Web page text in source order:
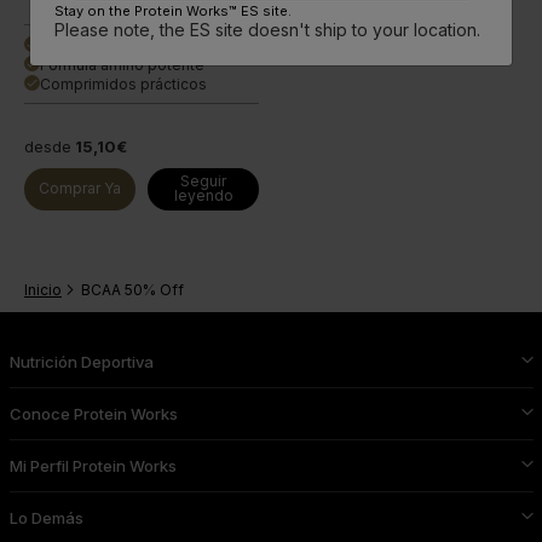
done Ratio óptimo 2:1:1
doneFórmula amino potente
done Comprimidos prácticos
desde 15,10€
Comprar Ya
Seguir
leyendo
Inicio BCAA 50% Off
Nutrición Deportiva
Conoce Protein Works
Mi Perfil Protein Works
Lo Demás
Stay on the Protein Works™ ES site.
Please note, the ES site doesn't ship to your location.